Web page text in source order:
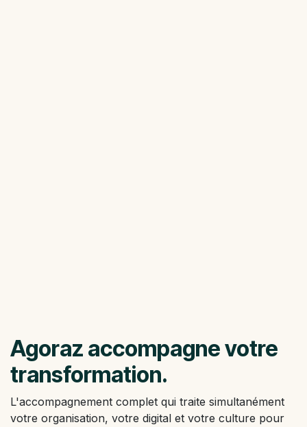
Agoraz accompagne votre
transformation.
L'accompagnement complet qui traite simultanément
votre organisation, votre digital et votre culture pour